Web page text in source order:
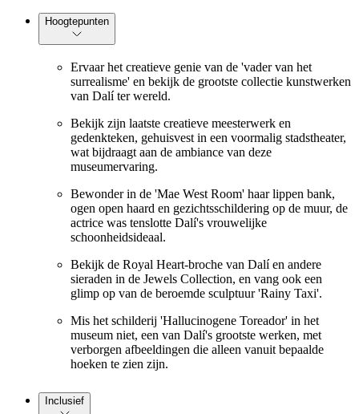
Hoogtepunten
Ervaar het creatieve genie van de 'vader van het
surrealisme' en bekijk de grootste collectie kunstwerken
van Dalí ter wereld.
Bekijk zijn laatste creatieve meesterwerk en
gedenkteken, gehuisvest in een voormalig stadstheater,
wat bijdraagt aan de ambiance van deze
museumervaring.
Bewonder in de 'Mae West Room' haar lippen bank,
ogen open haard en gezichtsschildering op de muur, de
actrice was tenslotte Dalí's vrouwelijke
schoonheidsideaal.
Bekijk de Royal Heart-broche van Dalí en andere
sieraden in de Jewels Collection, en vang ook een
glimp op van de beroemde sculptuur 'Rainy Taxi'.
Mis het schilderij 'Hallucinogene Toreador' in het
museum niet, een van Dalí's grootste werken, met
verborgen afbeeldingen die alleen vanuit bepaalde
hoeken te zien zijn.
Inclusief